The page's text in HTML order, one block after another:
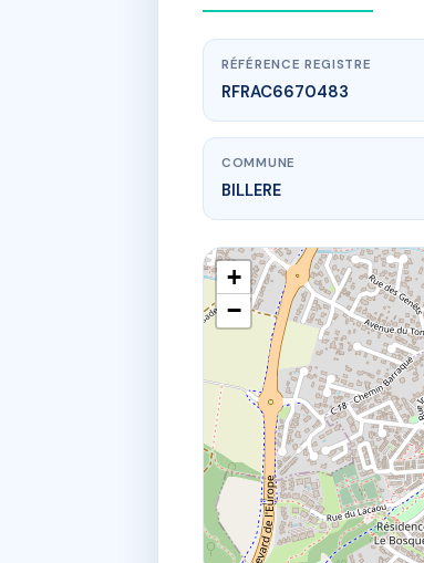
RÉFÉRENCE REGISTRE
RFRAC6670483
COMMUNE
BILLERE
+
−